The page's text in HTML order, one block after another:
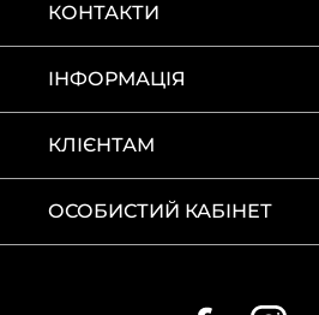
КОНТАКТИ
ІНФОРМАЦІЯ
КЛІЄНТАМ
ОСОБИСТИЙ КАБІНЕТ